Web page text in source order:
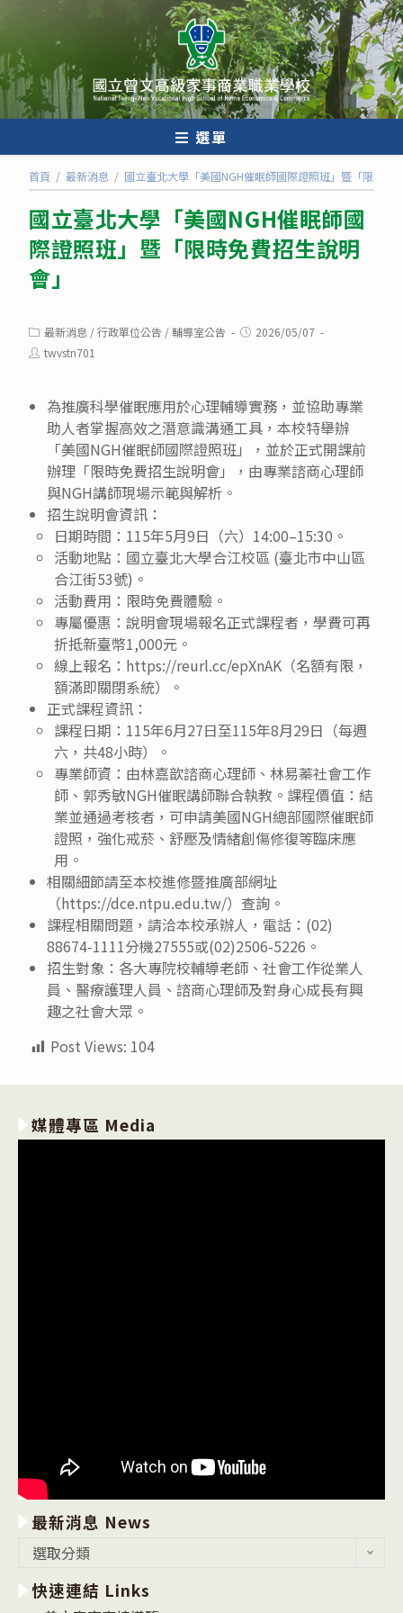
轉
至
主
要
內
選單
首頁 / 最新消息 / 國立臺北大學「美國NGH催眠師國際證照班」暨「限時免
國立臺北大學「美國NGH催眠師國
際證照班」暨「限時免費招生說明
會」
Post
category:
最新消息 /行政單位公告 /輔導室公告
Post2026/05/07
Posttwvstn701
為推廣科學催眠應用於心理輔導實務，並協助專業
助人者掌握高效之潛意識溝通工具，本校特舉辦
「美國NGH催眠師國際證照班」，並於正式開課前
辦理「限時免費招生說明會」，由專業諮商心理師
與NGH講師現場示範與解析。
招生說明會資訊：
日期時間：115年5月9日（六）14:00–15:30。
活動地點：國立臺北大學合江校區 (臺北市中山區
合江街53號)。
活動費用：限時免費體驗。
專屬優惠：說明會現場報名正式課程者，學費可再
折抵新臺幣1,000元。
線上報名：https://reurl.cc/epXnAK（名額有限，
額滿即關閉系統）。
正式課程資訊：
課程日期：115年6月27日至115年8月29日（每週
六，共48小時）。
專業師資：由林嘉歆諮商心理師、林易蓁社會工作
師、郭秀敏NGH催眠講師聯合執教。課程價值：結
業並通過考核者，可申請美國NGH總部國際催眠師
證照，強化戒菸、舒壓及情緒創傷修復等臨床應
用。
相關細節請至本校進修暨推廣部網址
（https://dce.ntpu.edu.tw/）查詢。
課程相關問題，請洽本校承辦人，電話：(02)
88674-1111分機27555或(02)2506-5226。
招生對象：各大專院校輔導老師、社會工作從業人
員、醫療護理人員、諮商心理師及對身心成長有興
趣之社會大眾。
Post Views: 104
媒體專區 Media
最新消息 News
消
選取分類
快速連結 Links